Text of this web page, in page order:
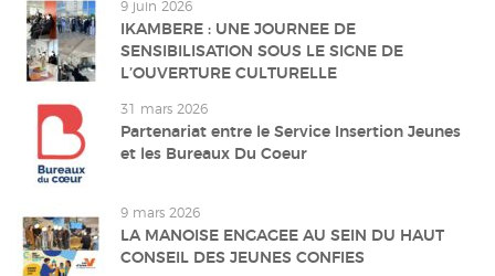
9 juin 2026
IKAMBERE : UNE JOURNEE DE
SENSIBILISATION SOUS LE SIGNE DE
L’OUVERTURE CULTURELLE
31 mars 2026
Partenariat entre le Service Insertion Jeunes
et les Bureaux Du Coeur
9 mars 2026
LA MANOISE ENGAGEE AU SEIN DU HAUT
CONSEIL DES JEUNES CONFIES